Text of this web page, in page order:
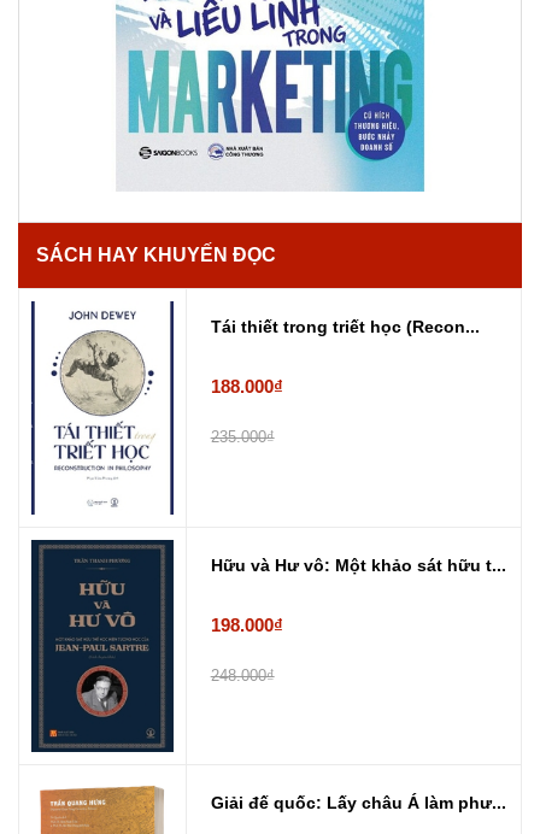
SÁCH HAY KHUYẾN ĐỌC
Tái thiết trong triết học (Recon...
188.000₫
235.000₫
Hữu và Hư vô: Một khảo sát hữu t...
198.000₫
248.000₫
Giải đế quốc: Lấy châu Á làm phư...